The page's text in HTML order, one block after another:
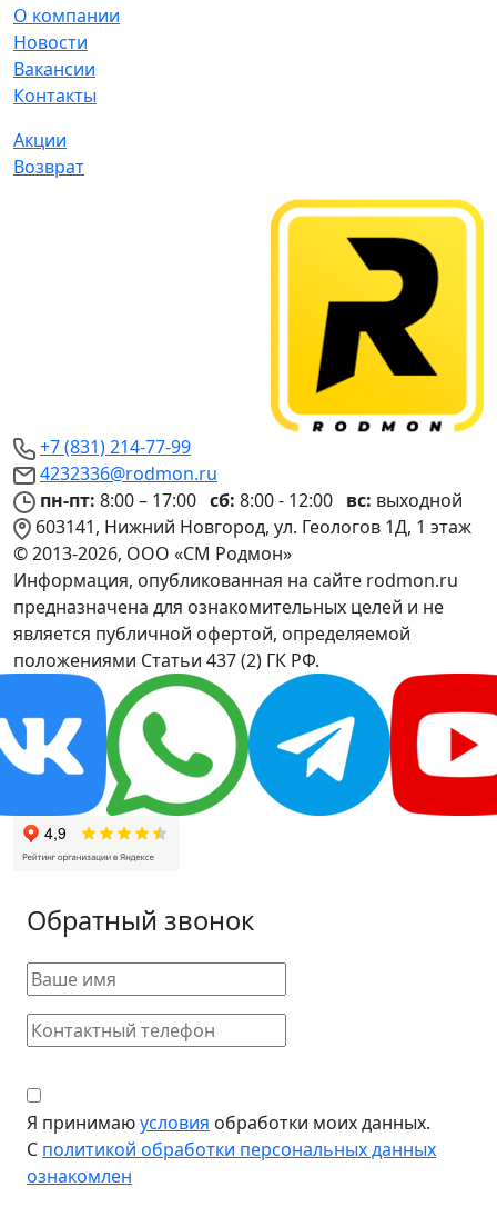
О компании
Новости
Вакансии
Контакты
Акции
Возврат
+7 (831) 214-77-99
4232336@rodmon.ru
пн-пт: 8:00 – 17:00 сб: 8:00 - 12:00 вс: выходной
603141, Нижний Новгород, ул. Геологов 1Д, 1 этаж
© 2013-2026, ООО «СМ Родмон»
Информация, опубликованная на сайте rodmon.ru
предназначена для ознакомительных целей и не
является публичной офертой, определяемой
положениями Статьи 437 (2) ГК РФ.
Обратный звонок
Я принимаюусловия обработки моих данных.
С политикой обработки персональных данных
ознакомлен